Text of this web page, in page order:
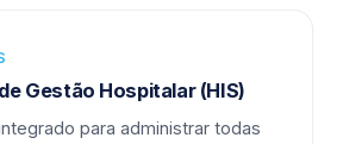
Gestão Hospitalar (HIS)
para administrar todas